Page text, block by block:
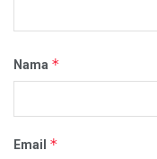
Nama *
Email *